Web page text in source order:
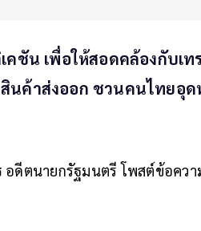
ชัน เพื่อให้สอดคล้องกับเท
นค้าส่งออก ชวนคนไทยอุ
อดีตนายกรัฐมนตรี โพสต์ข้อควา